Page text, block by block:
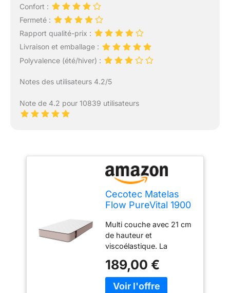
Confort :
Fermeté :
Rapport qualité-prix :
Livraison et emballage :
Polyvalence (été/hiver) :
Notes des utilisateurs 4.2/5
Note de 4.2 pour 10839 utilisateurs
Cecotec Matelas
Flow PureVital 1900
couche, hauteur de
21 cm, haute
fermeté, noyau
mousseux, double
système double
système pour
Multi couche avec 21 cm
de hauteur et
viscoélastique. La
repos. Mattress avec une
forte fermeté qui vous
serrera sans couler.
189,00 €